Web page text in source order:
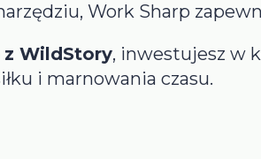
Work Sharp
z WildStory, inwestujesz w
i marnowania czasu.